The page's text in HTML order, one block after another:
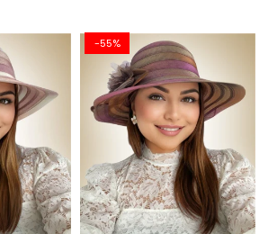
-55%